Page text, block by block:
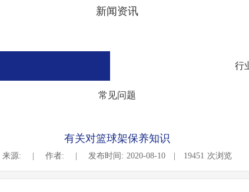
新闻资讯
行
常见问题
有关对篮球架保养知识
来源: 作者: 发布时间: 2020-08-10 19451 次浏览